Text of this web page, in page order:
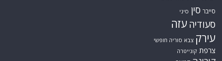
סייבר סין סיני
סעודיה עזה
עירק צבא סוריה חופשי
צרפת קונייטרה